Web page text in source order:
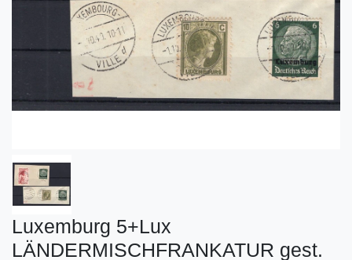
Luxemburg 5+Lux
LÄNDERMISCHFRANKATUR gest.